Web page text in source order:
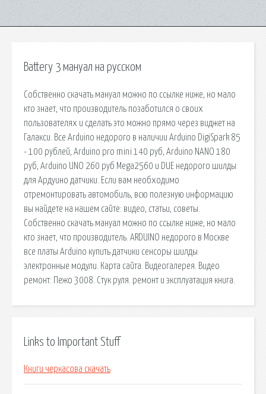
Battery 3 мануал на русском
Собственно скачать мануал можно по ссылке ниже, но мало
кто знает, что производитель позаботился о своих
пользователях и сделать это можно прямо через виджет на
Галакси. Все Arduino недорого в наличии Arduino DigiSpark 85
- 100 рублей, Arduino pro mini 140 руб, Arduino NANO 180
руб, Arduino UNO 260 руб Mega2560 и DUE недорого шилды
для Ардуино датчики. Если вам необходимо
отремонтировать автомобиль, всю полезную информацию
вы найдете на нашем сайте: видео, статьи, советы.
Собственно скачать мануал можно по ссылке ниже, но мало
кто знает, что производитель. ARDUINO недорого в Москве
все платы Arduino купить датчики сенсоры шилды
электронные модули. Карта сайта. Видеогалерея. Видео
ремонт: Пежо 3008. Стук руля. ремонт и эксплуатация книга.
Links to Important Stuff
Книги черкасова скачать